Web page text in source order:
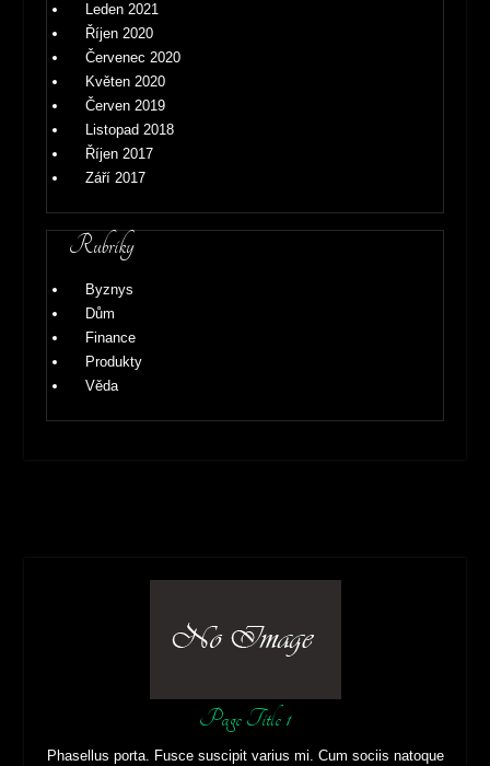
Leden 2021
Říjen 2020
Červenec 2020
Květen 2020
Červen 2019
Listopad 2018
Říjen 2017
Září 2017
Rubriky
Byznys
Dům
Finance
Produkty
Věda
Page Title 1
Phasellus porta. Fusce suscipit varius mi. Cum sociis natoque